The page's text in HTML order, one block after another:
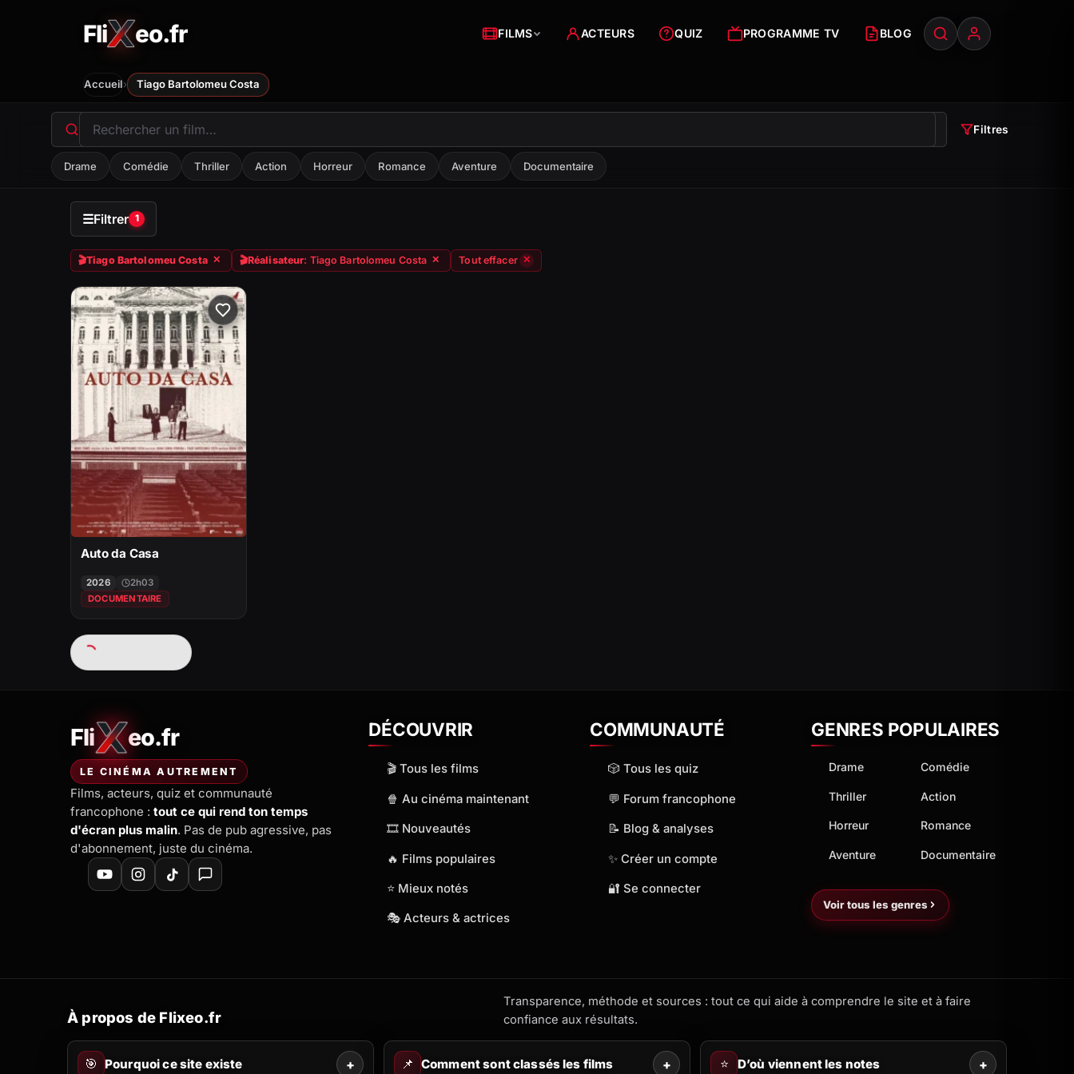
Fli eo.fr
FliXeo.fr
Accueil
FILMS ACTEURS QUIZ PROGRAMME TV BLOG
Accueil› Tiago Bartolomeu Costa
Filtres
Drame Comédie Thriller Action Horreur Romance Aventure Documentaire
☰Filtrer 1
🎬Tiago Bartolomeu Costa ✕ 🎬Réalisateur: Tiago Bartolomeu Costa ✕ Tout effacer ✕
Auto da Casa
2026
2h03
DOCUMENTAIRE
Fli eo.fr
FliXeo.fr
—
Accueil
LE CINÉMA AUTREMENT
Films, acteurs, quiz et communauté
francophone : tout ce qui rend ton temps
d'écran plus malin. Pas de pub agressive, pas
d'abonnement, juste du cinéma.
DÉCOUVRIR
🎬 Tous les films
🍿 Au cinéma maintenant
🎞️ Nouveautés
🔥 Films populaires
⭐ Mieux notés
🎭 Acteurs & actrices
COMMUNAUTÉ
🎲 Tous les quiz
💬 Forum francophone
📝 Blog & analyses
✨ Créer un compte
🔐 Se connecter
GENRES POPULAIRES
Drame Comédie
Thriller Action
Horreur Romance
Aventure Documentaire
Voir tous les genres
À propos de Flixeo.fr
Transparence, méthode et sources : tout ce qui aide à comprendre le site et à faire
confiance aux résultats.
🎯 Pourquoi ce site existe + 📌 Comment sont classés les films + ⭐ D’où viennent les notes +